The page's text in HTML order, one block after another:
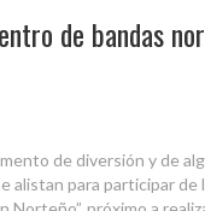
de bandas
de diversión y de
alistan para participar de